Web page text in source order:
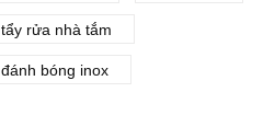
tẩy rửa nhà tắm
đánh bóng inox